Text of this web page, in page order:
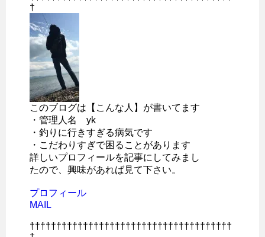
†
このブログは【こんな人】が書いてます
・管理人名 yk
・釣りに行きすぎる病気です
・こだわりすぎで困ることがあります
詳しいプロフィールを記事にしてみまし
たので、興味があれば見て下さい。
プロフィール
MAIL
††††††††††††††††††††††††††††††††††††††